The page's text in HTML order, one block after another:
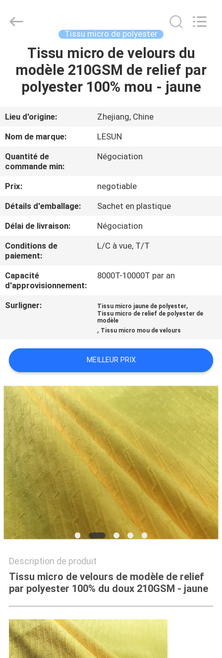
MAISON
PRODUITS
AU
SUJET
DE
NOUS
VISITE
CONTRÔLE
DE
QUALITÉ
CONTACTEZ-
NOUVELLES
DEMANDEZ
UNE
CITATION
PLAN
DU
SITE
PRIVACY
POLICY
Textile
Technology
Tissu micro de polyester
Tissu micro de velours du
modèle 210GSM de relief par
polyester 100% mou - jaune
Lieu d'origine:
Zhejiang, Chine
Nom de marque:
LESUN
Quantité de
commande min:
Négociation
Prix:
negotiable
Détails d'emballage:
Sachet en plastique
Délai de livraison:
Négociation
Conditions de
paiement:
L/C à vue, T/T
Capacité
d'approvisionnement:
8000T-10000T par an
Surligner: Tissu micro jaune de polyester,
Tissu micro de relief de polyester de
modèle
, Tissu micro mou de velours
MEILLEUR PRIX
Description de produit
Tissu micro de velours de modèle de relief
par polyester 100% du doux 210GSM - jaune